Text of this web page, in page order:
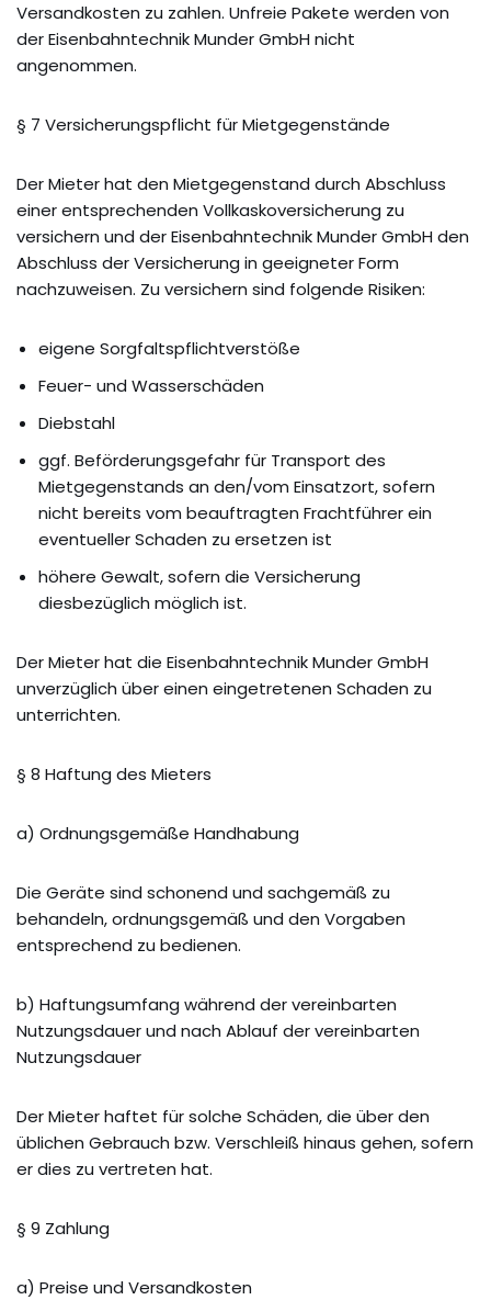
Versandkosten zu zahlen. Unfreie Pakete werden von
der Eisenbahntechnik Munder GmbH nicht
angenommen.
§ 7 Versicherungspflicht für Mietgegenstände
Der Mieter hat den Mietgegenstand durch Abschluss
einer entsprechenden Vollkaskoversicherung zu
versichern und der Eisenbahntechnik Munder GmbH den
Abschluss der Versicherung in geeigneter Form
nachzuweisen. Zu versichern sind folgende Risiken:
eigene Sorgfaltspflichtverstöße
Feuer- und Wasserschäden
Diebstahl
ggf. Beförderungsgefahr für Transport des
Mietgegenstands an den/vom Einsatzort, sofern
nicht bereits vom beauftragten Frachtführer ein
eventueller Schaden zu ersetzen ist
höhere Gewalt, sofern die Versicherung
diesbezüglich möglich ist.
Der Mieter hat die Eisenbahntechnik Munder GmbH
unverzüglich über einen eingetretenen Schaden zu
unterrichten.
§ 8 Haftung des Mieters
a) Ordnungsgemäße Handhabung
Die Geräte sind schonend und sachgemäß zu
behandeln, ordnungsgemäß und den Vorgaben
entsprechend zu bedienen.
b) Haftungsumfang während der vereinbarten
Nutzungsdauer und nach Ablauf der vereinbarten
Nutzungsdauer
Der Mieter haftet für solche Schäden, die über den
üblichen Gebrauch bzw. Verschleiß hinaus gehen, sofern
er dies zu vertreten hat.
§ 9 Zahlung
a) Preise und Versandkosten